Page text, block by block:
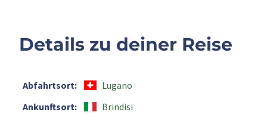
Details zu deiner Reise
Abfahrtsort:
Lugano
Ankunftsort:
Brindisi